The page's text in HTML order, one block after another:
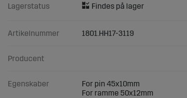
Lagerstatus
Artikelnummer 1801.HH17-3119
Producent
Egenskaber
For pin 45x10mm
For ramme 50x12mm